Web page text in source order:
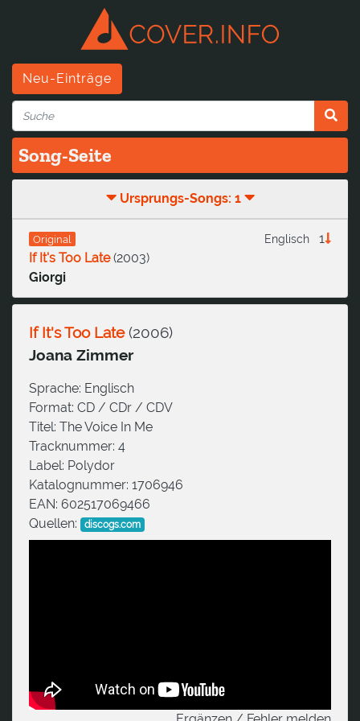
Neu-Einträge
Song-Seite
Ursprungs-Songs: 1
Original 1
Englisch
If It's Too Late(2003)
Giorgi
If It's Too Late(2006)
Joana Zimmer
Sprache: Englisch
Format: CD / CDr / CDV
Titel: The Voice In Me
Tracknummer: 4
Label: Polydor
Katalognummer: 1706946
EAN: 602517069466
Quellen:
discogs.com